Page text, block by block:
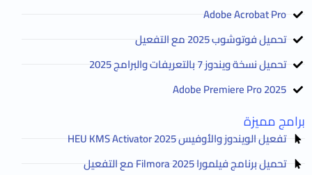
Adobe Acrobat Pro
تحميل فوتوشوب 2025 مع التفعيل
تحميل نسخة ويندوز 7 بالتعريفات والبرامج 2025
Adobe Premiere Pro 2025
برامج مميزة
تفعيل الويندوز والأوفيس HEU KMS Activator 2025
تحميل برنامج فيلمورا Filmora 2025 مع التفعيل